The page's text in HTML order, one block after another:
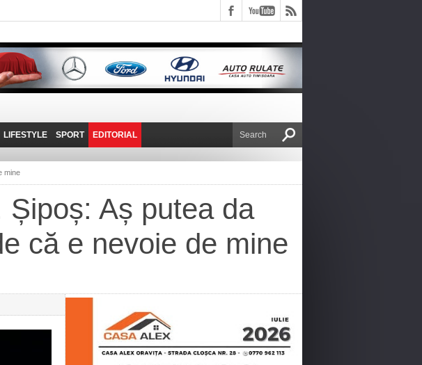
BANAT
VLOG
LIFESTYLE
POVESTE DE VIAȚĂ
SPORT EDITORIAL
DE VICTOR NAFIRU
mine
Șipoș: Aș putea da
că e nevoie de mine